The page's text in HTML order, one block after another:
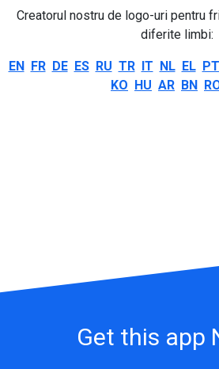
Creatorul nostru de logo-uri pentru
diferite limbi:
EN FR DE ES RU TR IT NL EL PT
KO HU AR BN
Get this app